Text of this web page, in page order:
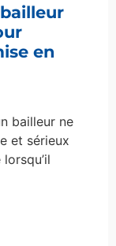
en
bailleur ne
et sérieux